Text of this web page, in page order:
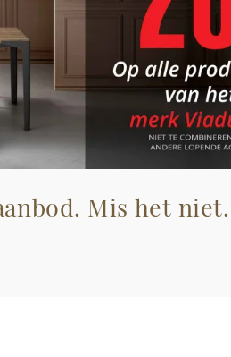
Mis het niet.